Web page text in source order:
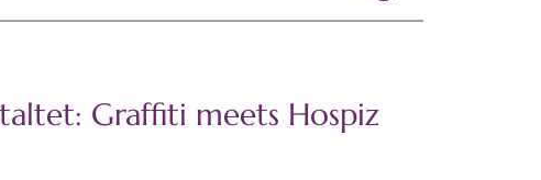
Graffiti meets Hospiz